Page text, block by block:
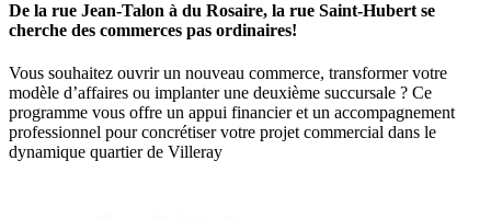
De la rue Jean-Talon à du Rosaire, la rue Saint-Hubert se
cherche des commerces pas ordinaires!
Vous souhaitez ouvrir un nouveau commerce, transformer votre
modèle d’affaires ou implanter une deuxième succursale ? Ce
programme vous offre un appui financier et un accompagnement
professionnel pour concrétiser votre projet commercial dans le
dynamique quartier de Villeray